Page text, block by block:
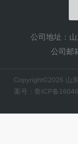
公司地址：
公司邮
Copyright©2026 山
案号：鲁ICP备